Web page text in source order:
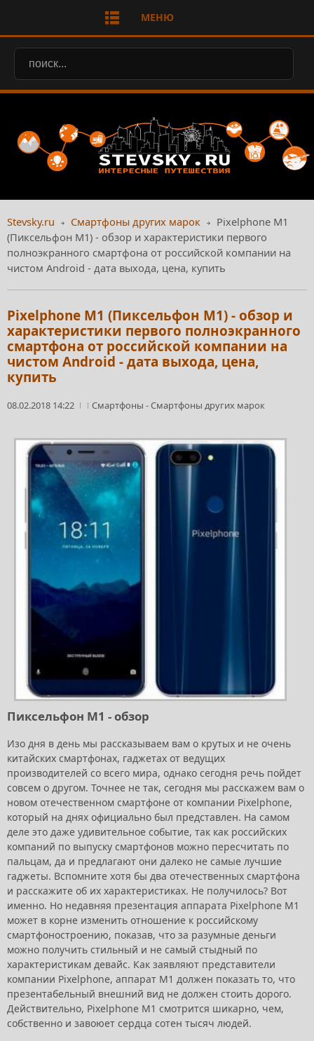
МЕНЮ
Stevsky.ru Смартфоны других марок
Pixelphone M1
(Пиксельфон М1) - обзор и характеристики первого
полноэкранного смартфона от российской компании на
чистом Android - дата выхода, цена, купить
Pixelphone M1 (Пиксельфон М1) - обзор и
характеристики первого полноэкранного
смартфона от российской компании на
чистом Android - дата выхода, цена,
купить
08.02.2018 14:22 Смартфоны -Смартфоны других марок
Пиксельфон М1 - обзор
Изо дня в день мы рассказываем вам о крутых и не очень
китайских смартфонах, гаджетах от ведущих
производителей со всего мира, однако сегодня речь пойдет
совсем о другом. Точнее не так, сегодня мы расскажем вам о
новом отечественном смартфоне от компании Pixelphone,
который на днях официально был представлен. На самом
деле это даже удивительное событие, так как российских
компаний по выпуску смартфонов можно пересчитать по
пальцам, да и предлагают они далеко не самые лучшие
гаджеты. Вспомните хотя бы два отечественных смартфона
и расскажите об их характеристиках. Не получилось? Вот
именно. Но недавняя презентация аппарата Pixelphone M1
может в корне изменить отношение к российскому
смартфоностроению, показав, что за разумные деньги
можно получить стильный и не самый стыдный по
характеристикам девайс. Как заявляют представители
компании Pixelphone, аппарат M1 должен показать то, что
презентабельный внешний вид не должен стоить дорого.
Действительно, Pixelphone M1 смотрится шикарно, чем,
собственно и завоюет сердца сотен тысяч людей.